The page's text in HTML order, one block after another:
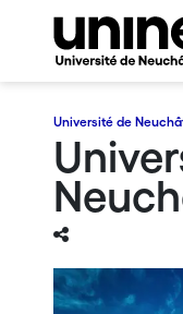
Université de